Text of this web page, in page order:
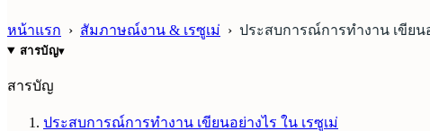
หน้าแรก › สัมภาษณ์งาน & เรซูเม่ › ประสบการณ์การทำงาน เขียน
สารบัญ▾
สารบัญ
ประสบการณ์การทำงาน เขียนอย่างไร ใน เรซูเม่